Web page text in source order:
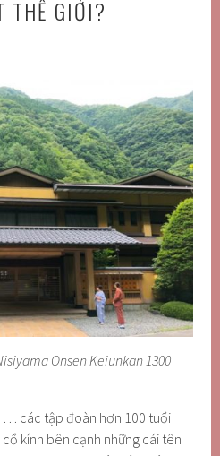
THẾ GIỚI?
Onsen Keiunkan 1300
… các tập đoàn hơn 100 tuổi
kính bên cạnh những cái tên